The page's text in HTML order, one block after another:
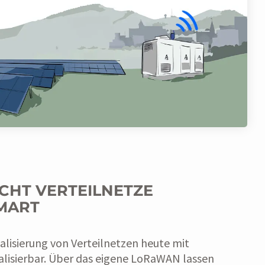
VERTEILNETZE
von Verteilnetzen heute mit
Über das eigene LoRaWAN lassen